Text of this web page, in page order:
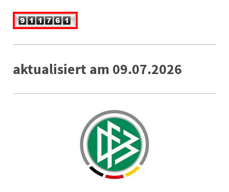
aktualisiert am 09.07.2026